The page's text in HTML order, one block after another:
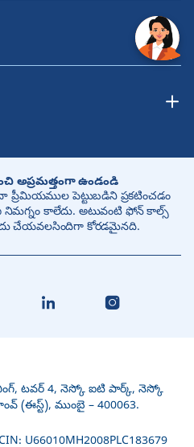
అప్రమత్తంగా ఉండండి
పెట్టుబడిని ప్రకటించడం
కాలేదు. అటువంటి ఫోన్ కాల్స్
చేయవలసిందిగా కోరడమైనది.
టవర్ 4, నెస్కో ఐటి పార్క్, నెస్కో
(ఈస్ట్), ముంబై – 400063.
U66010MH2008PLC183679